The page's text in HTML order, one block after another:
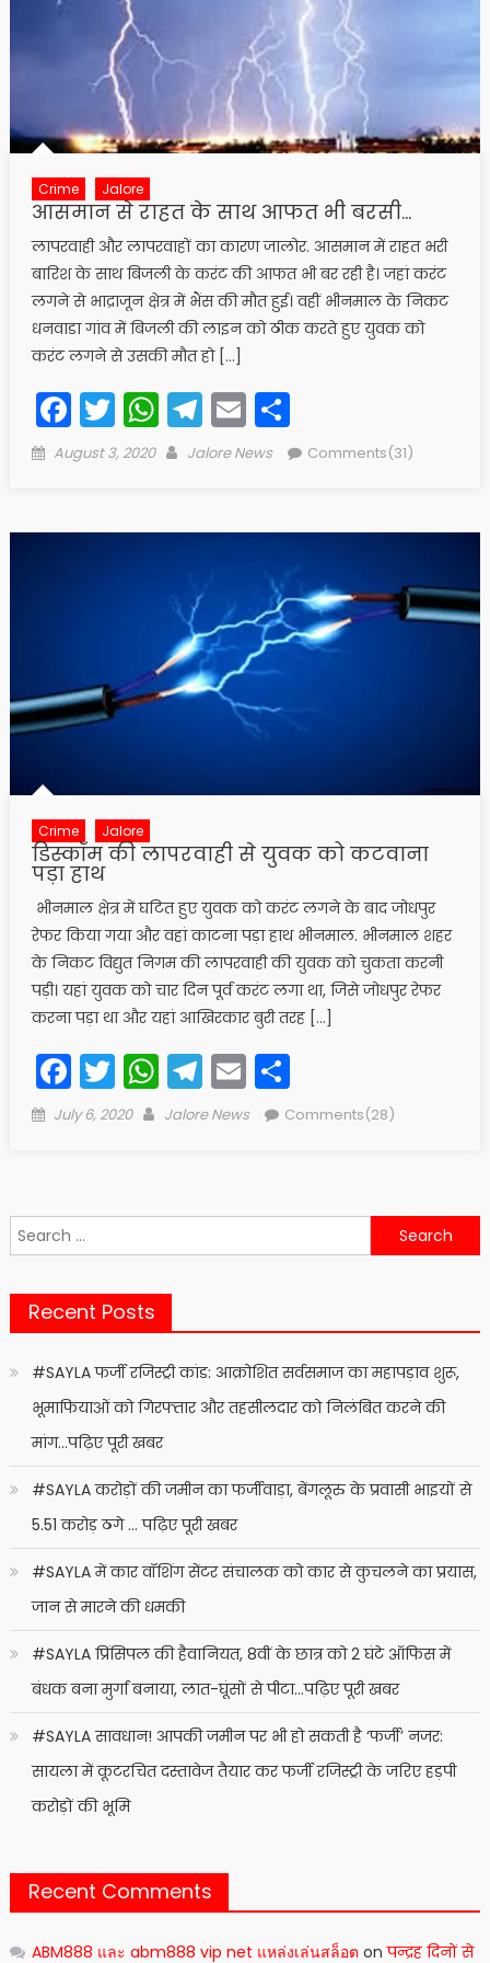
Crime Jalore
आसमान से राहत के साथ आफत भी बरसी…
लापरवाही और लापरवाहों का कारण जालोर. आसमान में राहत भरी
बारिश के साथ बिजली के करंट की आफत भी बर रही है। जहां करंट
लगने से भाद्राजून क्षेत्र में भैंस की मौत हुई। वहीं भीनमाल के निकट
धनवाडा गांव में बिजली की लाइन को ठीक करते हुए युवक को
करंट लगने से उसकी मौत हो […]
Facebook
Twitter
WhatsApp
Telegram
EmailShare
Posted
August 3, 2020 Author
Jalore News Comments(31)
Crime Jalore
डिस्कॉम की लापरवाही से युवक को कटवाना
पड़ा हाथ
भीनमाल क्षेत्र में घटित हुए युवक को करंट लगने के बाद जोधपुर
रेफर किया गया और वहां काटना पड़ा हाथ भीनमाल. भीनमाल शहर
के निकट विद्युत निगम की लापरवाही की युवक को चुकता करनी
पड़ी। यहां युवक को चार दिन पूर्व करंट लगा था, जिसे जोधपुर रेफर
करना पड़ा था और यहां आखिरकार बुरी तरह […]
Facebook
Twitter
WhatsApp
Telegram
EmailShare
Posted
July 6, 2020 Author
Jalore News Comments(28)
Search
for:
Recent Posts
#SAYLA फर्जी रजिस्ट्री कांड: आक्रोशित सर्वसमाज का महापड़ाव शुरू,
भूमाफियाओं को गिरफ्तार और तहसीलदार को निलंबित करने की
मांग…पढ़िए पूरी खबर
#SAYLA करोड़ों की जमीन का फर्जीवाड़ा, बेंगलूरु के प्रवासी भाइयों से
5.51 करोड़ ठगे … पढ़िए पूरी खबर
#SAYLA में कार वॉशिंग सेंटर संचालक को कार से कुचलने का प्रयास,
जान से मारने की धमकी
#SAYLA प्रिंसिपल की हैवानियत, 8वीं के छात्र को 2 घंटे ऑफिस में
बंधक बना मुर्गा बनाया, लात-घूंसों से पीटा…पढ़िए पूरी खबर
#SAYLA सावधान! आपकी जमीन पर भी हो सकती है ‘फर्जी’ नजर:
सायला में कूटरचित दस्तावेज तैयार कर फर्जी रजिस्ट्री के जरिए हड़पी
करोड़ों की भूमि
Recent Comments
ABM888 และ abm888 vip net แหล่งเล่นสล็อต onपन्द्रह दिनों से